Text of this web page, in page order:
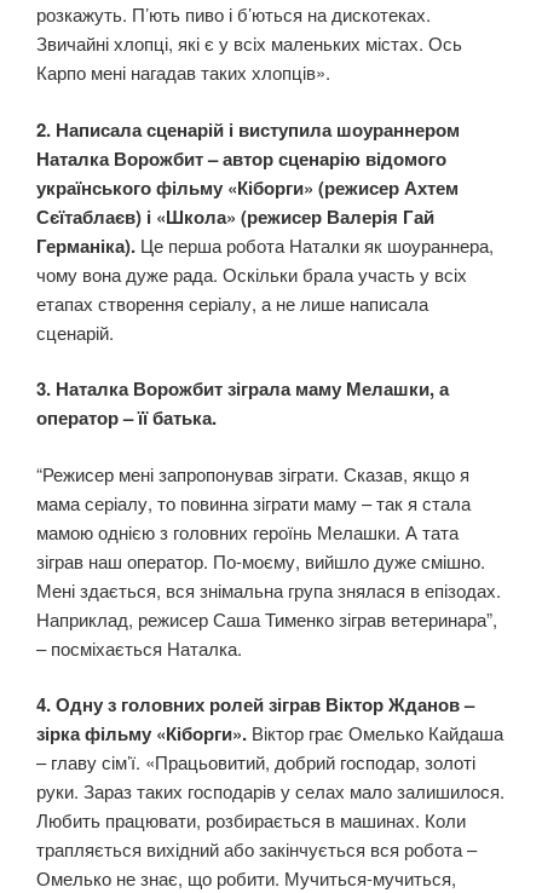
розкажуть. П’ють пиво і б’ються на дискотеках.
Звичайні хлопці, які є у всіх маленьких містах. Ось
Карпо мені нагадав таких хлопців».
2. Написала сценарій і виступила шоураннером
Наталка Ворожбит – автор сценарію відомого
українського фільму «Кіборги» (режисер Ахтем
Сєїтаблаєв) і «Школа» (режисер Валерія Гай
Германіка). Це перша робота Наталки як шоураннера,
чому вона дуже рада. Оскільки брала участь у всіх
етапах створення серіалу, а не лише написала
сценарій.
3. Наталка Ворожбит зіграла маму Мелашки, а
оператор – її батька.
“Режисер мені запропонував зіграти. Сказав, якщо я
мама серіалу, то повинна зіграти маму – так я стала
мамою однією з головних героїнь Мелашки. А тата
зіграв наш оператор. По-моєму, вийшло дуже смішно.
Мені здається, вся знімальна група знялася в епізодах.
Наприклад, режисер Саша Тименко зіграв ветеринара”,
– посміхається Наталка.
4. Одну з головних ролей зіграв Віктор Жданов –
зірка фільму «Кіборги». Віктор грає Омелько Кайдаша
– главу сім’ї. «Працьовитий, добрий господар, золоті
руки. Зараз таких господарів у селах мало залишилося.
Любить працювати, розбирається в машинах. Коли
трапляється вихідний або закінчується вся робота –
Омелько не знає, що робити. Мучиться-мучиться,